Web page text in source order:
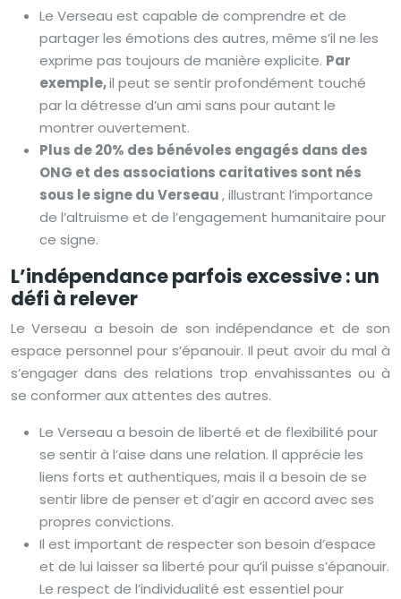
Le Verseau est capable de comprendre et de
partager les émotions des autres, même s’il ne les
exprime pas toujours de manière explicite. Par
exemple,il peut se sentir profondément touché
par la détresse d’un ami sans pour autant le
montrer ouvertement.
Plus de 20% des bénévoles engagés dans des
ONG et des associations caritatives sont nés
sous le signe du Verseau, illustrant l’importance
de l’altruisme et de l’engagement humanitaire pour
ce signe.
L’indépendance parfois excessive : un
défi à relever
Le Verseau a besoin de son indépendance et de son
espace personnel pour s’épanouir. Il peut avoir du mal à
s’engager dans des relations trop envahissantes ou à
se conformer aux attentes des autres.
Le Verseau a besoin de liberté et de flexibilité pour
se sentir à l’aise dans une relation. Il apprécie les
liens forts et authentiques, mais il a besoin de se
sentir libre de penser et d’agir en accord avec ses
propres convictions.
Il est important de respecter son besoin d’espace
et de lui laisser sa liberté pour qu’il puisse s’épanouir.
Le respect de l’individualité est essentiel pour